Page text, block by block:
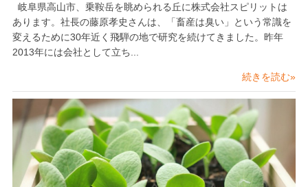
岐阜県高山市、乗鞍岳を眺められる丘に株式会社スピリットは
あります。社長の藤原孝史さんは、「畜産は臭い」という常識を
変えるために30年近く飛騨の地で研究を続けてきました。昨年
2013年には会社として立ち...
続きを読む»